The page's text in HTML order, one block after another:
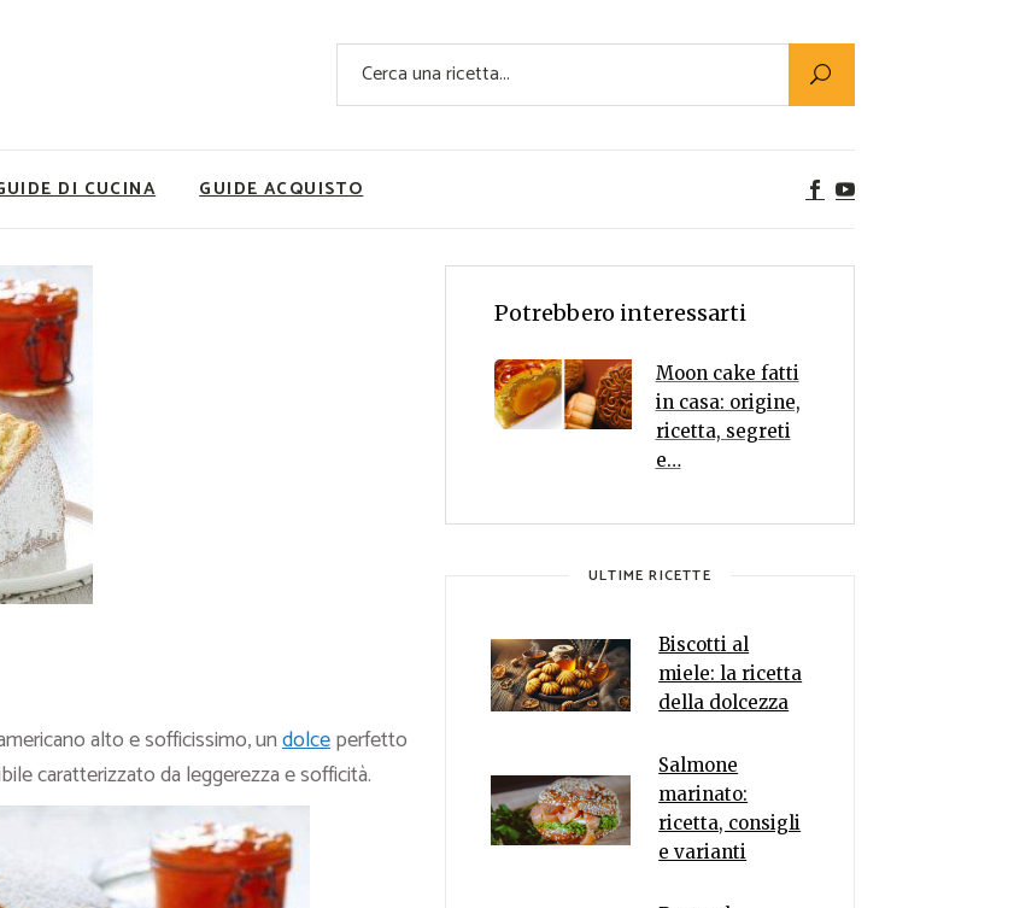
Cerca
DI CUCINA GUIDE ACQUISTO
Ricette Facili e Veloci
Ricette Primi Piatti
Ricette Dolci
Ricette Carne
Ricette Secondi
Utility
Super Alimenti
Ricette Vegetariane
Rumors
alto e sofficissimo, undolceperfetto
caratterizzato da leggerezza e sofficità.
Potrebbero interessarti
Moon cake fatti
in casa: origine,
ricetta, segreti
e…
ULTIME RICETTE
Biscotti al
miele: la ricetta
della dolcezza
Salmone
marinato:
ricetta, consigli
e varianti